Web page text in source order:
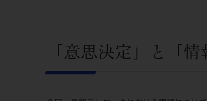
「意思決定」と「